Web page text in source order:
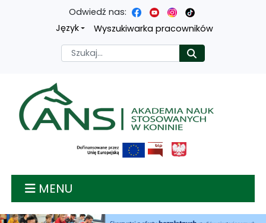
Przejdź
treści
głównej
Przejdź
menu
nawigacyjnego
Przejdź
wyszukiwarki
Przejdź
mapy
strony
Odwiedź nas:
Język
Wyszukiwarka pracowników
Szukaj
Akademia nauk
MENU